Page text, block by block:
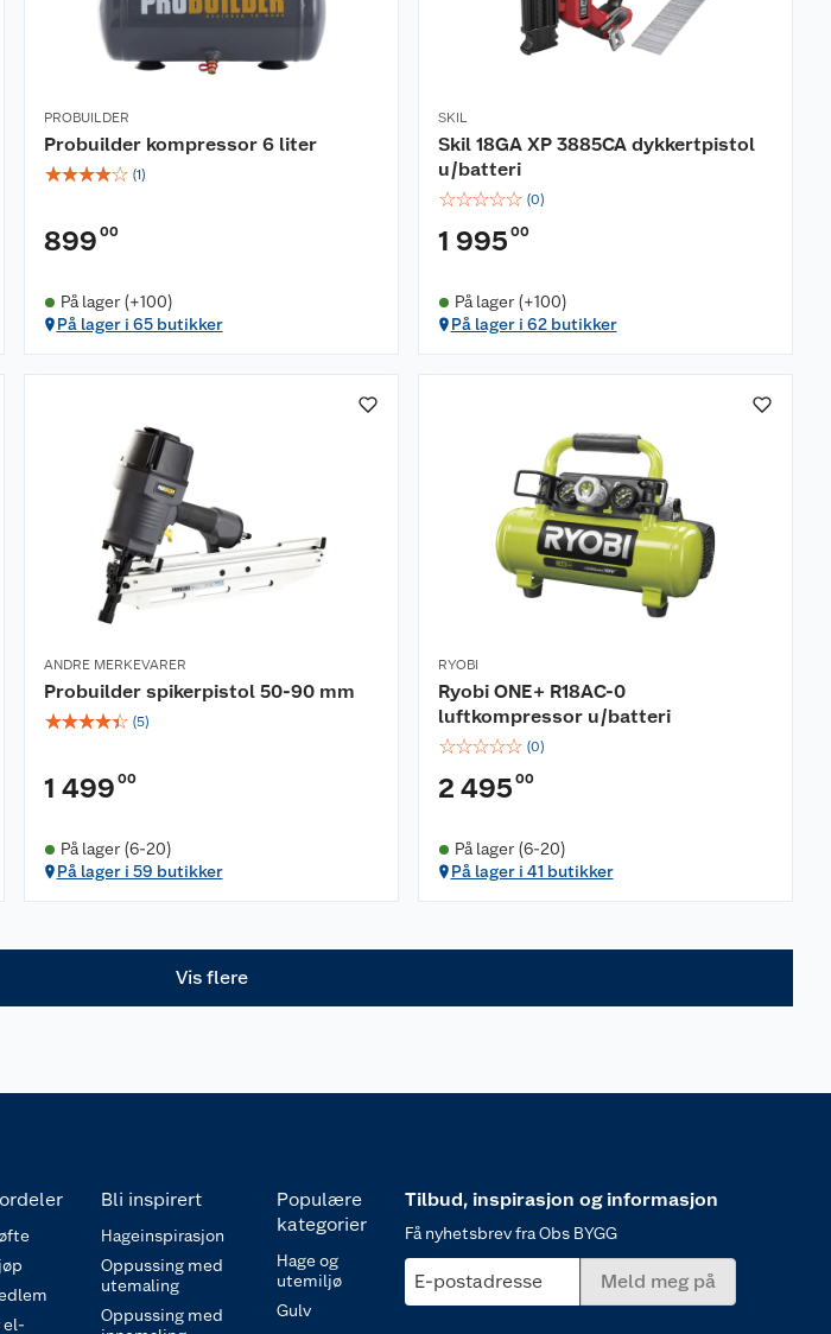
PROBUILDER
Probuilder kompressor 6 liter
☆☆☆☆☆ (1)
899 00
På lager (+100)
På lager i 65 butikker
SKIL
Skil 18GA XP 3885CA dykkertpistol
u/batteri
☆☆☆☆☆ (0)
1 995 00
På lager (+100)
På lager i 62 butikker
ANDRE MERKEVARER
Probuilder spikerpistol 50-90 mm
☆☆☆☆☆ (5)
1 499 00
På lager (6-20)
På lager i 59 butikker
RYOBI
Ryobi ONE+ R18AC-0
luftkompressor u/batteri
☆☆☆☆☆ (0)
2 495 00
På lager (6-20)
På lager i 41 butikker
Vis flere
el-
Bli inspirert
Hageinspirasjon
Oppussing med
utemaling
Oppussing med
Populære
kategorier
Hage og
utemiljø
Gulv
Tilbud, inspirasjon og informasjon
Få nyhetsbrev fra Obs BYGG
E-postadresse Meld meg på